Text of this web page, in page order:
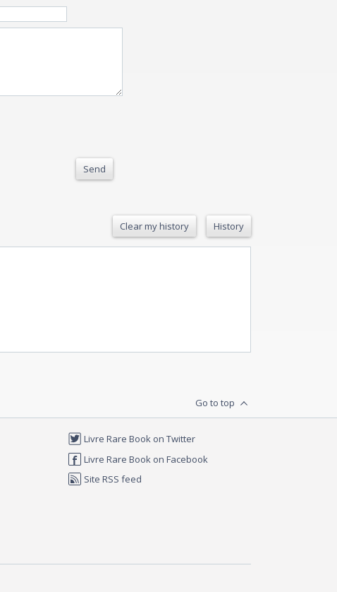
Send
Clear my history History
Go to top
Livre Rare Book on Twitter
Livre Rare Book on Facebook
Site RSS feed